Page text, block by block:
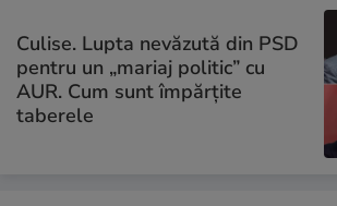
Culise. Lupta nevăzută din PSD
pentru un „mariaj politic” cu
AUR. Cum sunt împărțite
taberele